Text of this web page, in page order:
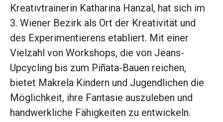
Kreativtrainerin Katharina Hanzal, hat sich im
3. Wiener Bezirk als Ort der Kreativität und
des Experimentierens etabliert. Mit einer
Vielzahl von Workshops, die von Jeans-
Upcycling bis zum Piñata-Bauen reichen,
bietet Makrela Kindern und Jugendlichen die
Möglichkeit, ihre Fantasie auszuleben und
handwerkliche Fähigkeiten zu entwickeln.